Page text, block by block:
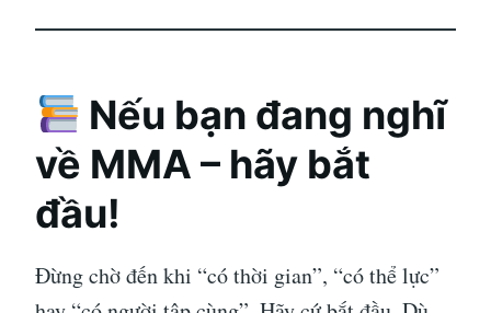
Nếu bạn đang nghĩ
về MMA – hãy bắt
đầu!
Đừng chờ đến khi “có thời gian”, “có thể lực”